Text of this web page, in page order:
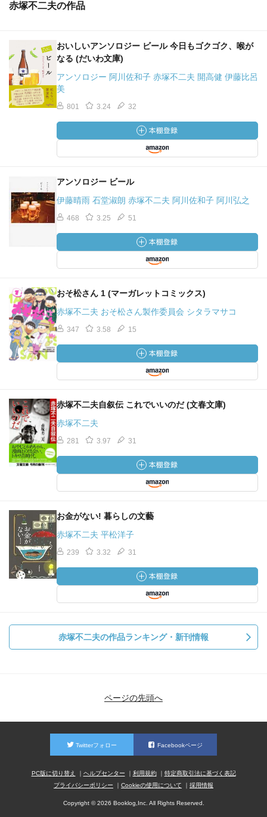
赤塚不二夫の作品
おいしいアンソロジー ビール 今日もゴクゴク、喉が
なる (だいわ文庫)
アンソロジー 阿川佐和子 赤塚不二夫 開高健 伊藤比呂
美
801 3.24 32
アンソロジー ビール
伊藤晴雨 石堂淑朗 赤塚不二夫 阿川佐和子 阿川弘之
468 3.25 51
おそ松さん 1 (マーガレットコミックス)
赤塚不二夫 おそ松さん製作委員会 シタラマサコ
347 3.58 15
赤塚不二夫自叙伝 これでいいのだ (文春文庫)
赤塚不二夫
281 3.97 31
お金がない! 暮らしの文藝
赤塚不二夫 平松洋子
239 3.32 31
赤塚不二夫の作品ランキング・新刊情報
ページの先頭へ
Twitterフォロー Facebookページ
PC版に切り替え ヘルプセンター 利用規約
特定商取引法に基づく表記
プライバシーポリシー
Cookieの使用について 採用情報
Copyright © 2026 Booklog,Inc. All Rights Reserved.